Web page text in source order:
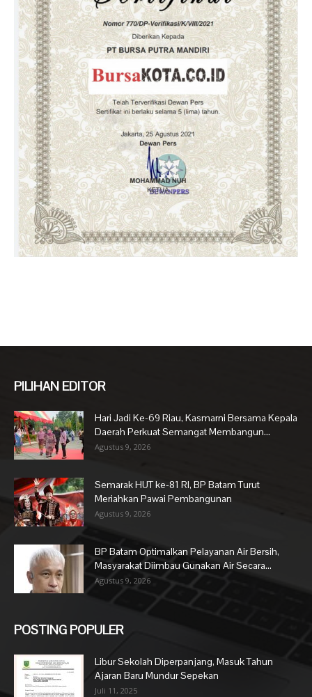
PILIHAN EDITOR
Hari Jadi Ke-69 Riau, Kasmarni Bersama Kepala
Daerah Perkuat Semangat Membangun...
Agustus 9, 2026
Semarak HUT ke-81 RI, BP Batam Turut
Meriahkan Pawai Pembangunan
Agustus 9, 2026
BP Batam Optimalkan Pelayanan Air Bersih,
Masyarakat Diimbau Gunakan Air Secara...
Agustus 9, 2026
POSTING POPULER
Libur Sekolah Diperpanjang, Masuk Tahun
Ajaran Baru Mundur Sepekan
Juli 11, 2025